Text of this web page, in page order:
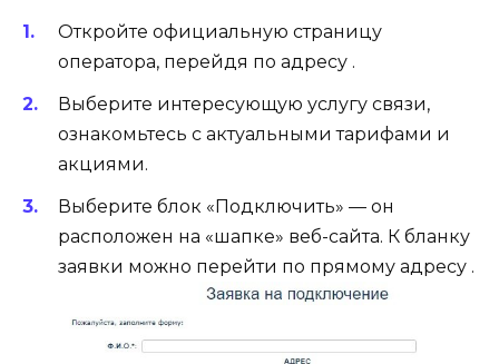
Откройте официальную страницу
оператора, перейдя по адресу .
Выберите интересующую услугу связи,
ознакомьтесь с актуальными тарифами и
акциями.
Выберите блок «Подключить» — он
расположен на «шапке» веб-сайта. К бланку
заявки можно перейти по прямому адресу .